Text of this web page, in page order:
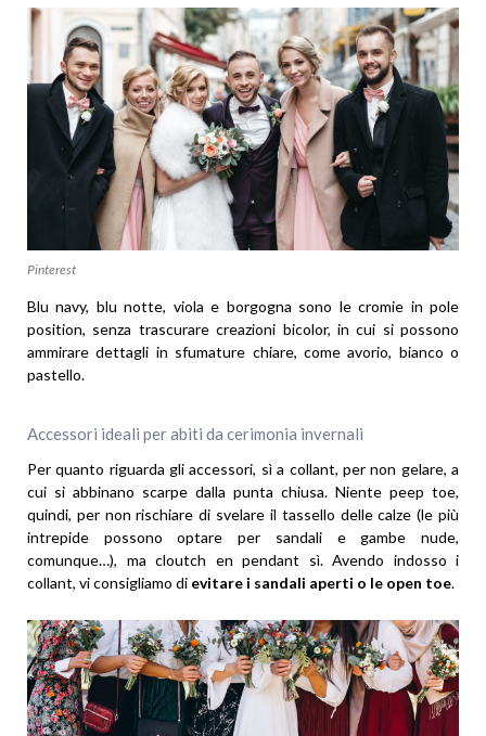
Pinterest
Blu navy, blu notte, viola e borgogna sono le cromie in pole
position, senza trascurare creazioni bicolor, in cui si possono
ammirare dettagli in sfumature chiare, come avorio, bianco o
pastello.
Accessori ideali per abiti da cerimonia invernali
Per quanto riguarda gli accessori, sì a collant, per non gelare, a
cui si abbinano scarpe dalla punta chiusa. Niente peep toe,
quindi, per non rischiare di svelare il tassello delle calze (le più
intrepide possono optare per sandali e gambe nude,
comunque…), ma cloutch en pendant sì. Avendo indosso i
collant, vi consigliamo di evitare i sandali aperti o le open toe.